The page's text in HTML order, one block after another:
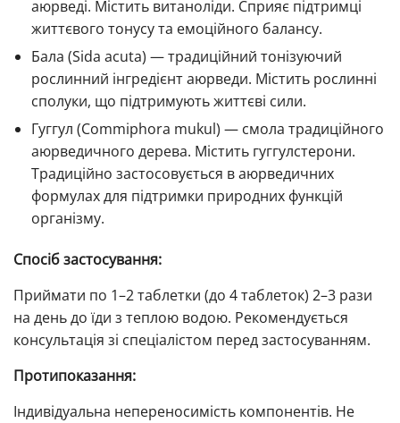
аюрведі. Містить витаноліди. Сприяє підтримці
життєвого тонусу та емоційного балансу.
Бала (Sida acuta) — традиційний тонізуючий
рослинний інгредієнт аюрведи. Містить рослинні
сполуки, що підтримують життєві сили.
Гуггул (Commiphora mukul) — смола традиційного
аюрведичного дерева. Містить гуггулстерони.
Традиційно застосовується в аюрведичних
формулах для підтримки природних функцій
організму.
Спосіб застосування:
Приймати по 1–2 таблетки (до 4 таблеток) 2–3 рази
на день до їди з теплою водою. Рекомендується
консультація зі спеціалістом перед застосуванням.
Протипоказання:
Індивідуальна непереносимість компонентів. Не